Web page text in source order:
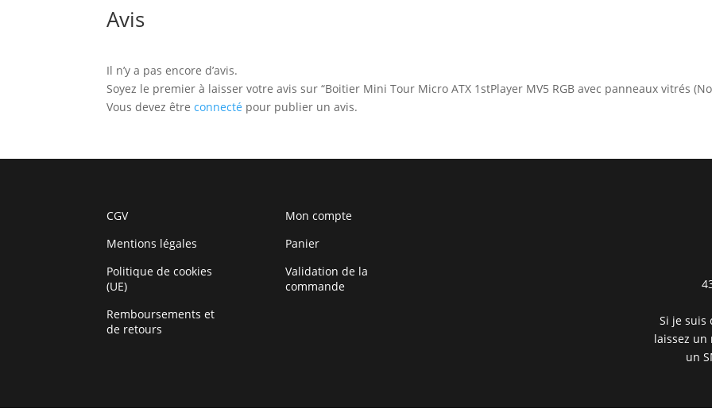
Avis
Il n’y a pas encore d’avis.
Soyez le premier à laisser votre avis sur “Boitier Mini Tour Micro ATX 1stPlayer MV5 RGB avec panneaux vitrés
Vous devez êtreconnecté pour publier un avis.
CGV
Mentions légales
Politique de cookies
(UE)
Remboursements et
de retours
Mon compte
Panier
Validation de la
commande
Si je suis
laissez un
un